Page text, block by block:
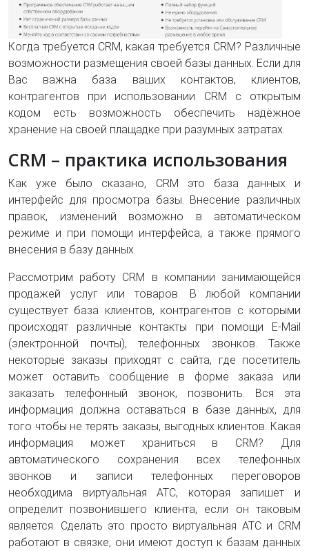
Когда требуется CRM, какая требуется CRM? Различные
возможности размещения своей базы данных. Если для
Вас важна база ваших контактов, клиентов,
контрагентов при использовании CRM с открытым
кодом есть возможность обеспечить надёжное
хранение на своей плащадке при разумных затратах.
CRM – практика использования
Как уже было сказано, CRM это база данных и
интерфейс для просмотра базы. Внесение различных
правок, изменений возможно в автоматическом
режиме и при помощи интерфейса, а также прямого
внесения в базу данных.
Рассмотрим работу CRM в компании занимающейся
продажей услуг или товаров. В любой компании
существует база клиентов, контрагентов с которыми
происходят различные контакты при помощи E-Mail
(электронной почты), телефонных звонков. Также
некоторые заказы приходят с сайта, где посетитель
может оставить сообщение в форме заказа или
заказать телефонный звонок, позвонить. Вся эта
информация должна оставаться в базе данных, для
того чтобы не терять заказы, выгодных клиентов. Какая
информация может храниться в CRM? Для
автоматического сохранения всех телефонных
звонков и записи телефонных переговоров
необходима виртуальная АТС, которая запишет и
определит позвонившего клиента, если он таковым
является. Сделать это просто виртуальная АТС и CRM
работают в связке, они имеют доступ к базам данных